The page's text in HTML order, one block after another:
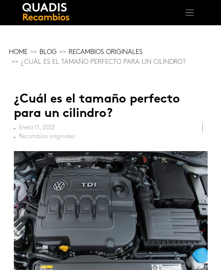
HOME BLOG
RECAMBIOS ORIGINALES
¿CUÁL ES EL TAMAÑO PERFECTO PARA UN CILINDRO?
¿Cuál es el tamaño perfecto
para un cilindro?
Enero 11, 2022
Recambios originales